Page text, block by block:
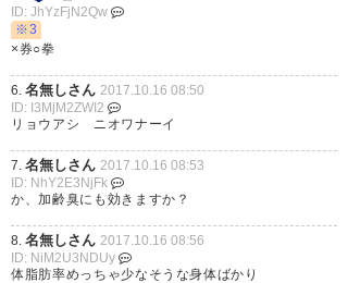
ID: JhYzFjN2Qw
※3
×券○拳
6. 名無しさん 2017.10.16 08:50
ID: I3MjM2ZWI2
リョウアシ ニオワナーイ
7. 名無しさん 2017.10.16 08:53
ID: NhY2E3NjFk
か、加齢臭にも効きますか？
8. 名無しさん 2017.10.16 08:56
ID: NiM2U3NDUy
体脂肪率めっちゃ少なそうな身体ばかり